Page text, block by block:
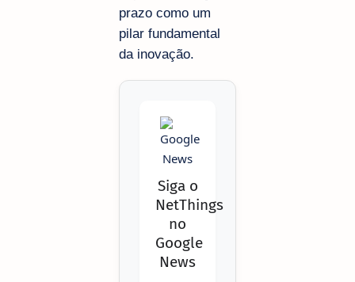
prazo como um
pilar fundamental
da inovação.
Siga o
NetThings
no
Google
News